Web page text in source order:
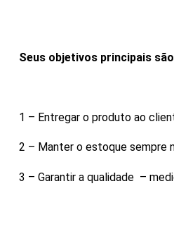
Seus objetivos principais
1 – Entregar o produto ao
2 – Manter o estoque sempre
3 – Garantir a qualidade –